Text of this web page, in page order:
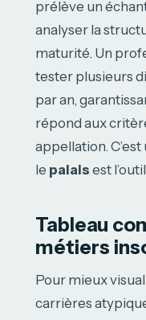
prélève un
analyser la
maturité. Un
tester plusieurs
par an,
répond aux
appellation.
le palais est
Tableau
métiers
Pour mieux
carrières